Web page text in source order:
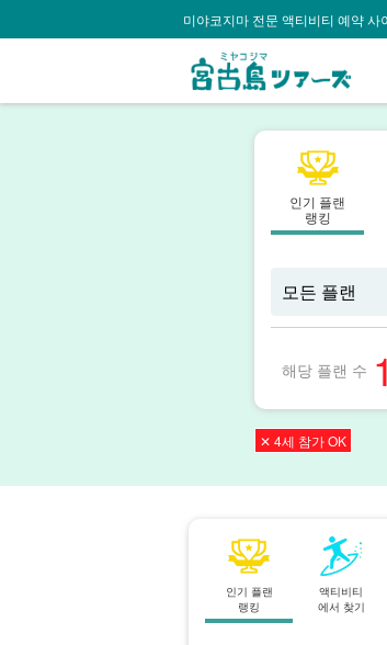
미야코지마 전문 액티비티 예약
인기 플랜
랭킹
해당 플랜 수
✕ 4세 참가 OK
인기 플랜
랭킹
액티비티
에서 찾기